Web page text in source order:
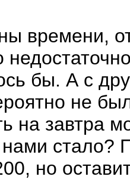
времени,
бы. А с
не
на завтра
стало?
но